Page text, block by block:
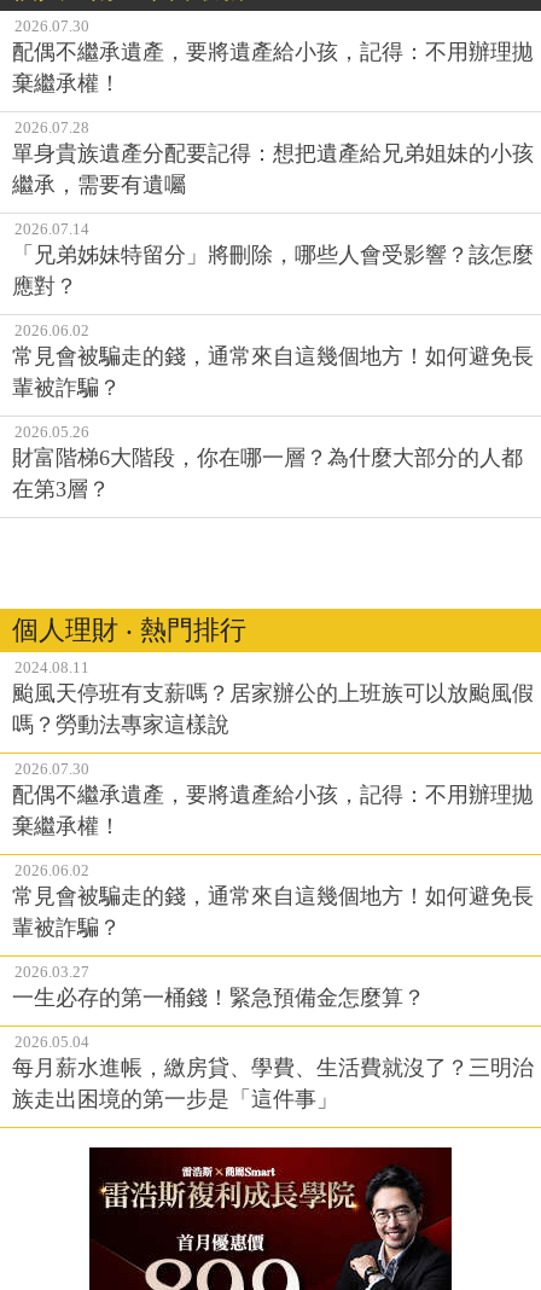
2026.07.30
配偶不繼承遺產，要將遺產給小孩，記得：不用辦理拋
棄繼承權！
2026.07.28
單身貴族遺產分配要記得：想把遺產給兄弟姐妹的小孩
繼承，需要有遺囑
2026.07.14
「兄弟姊妹特留分」將刪除，哪些人會受影響？該怎麼
應對？
2026.06.02
常見會被騙走的錢，通常來自這幾個地方！如何避免長
輩被詐騙？
2026.05.26
財富階梯6大階段，你在哪一層？為什麼大部分的人都
在第3層？
個人理財 ‧ 熱門排行
2024.08.11
颱風天停班有支薪嗎？居家辦公的上班族可以放颱風假
嗎？勞動法專家這樣說
2026.07.30
配偶不繼承遺產，要將遺產給小孩，記得：不用辦理拋
棄繼承權！
2026.06.02
常見會被騙走的錢，通常來自這幾個地方！如何避免長
輩被詐騙？
2026.03.27
一生必存的第一桶錢！緊急預備金怎麼算？
2026.05.04
每月薪水進帳，繳房貸、學費、生活費就沒了？三明治
族走出困境的第一步是「這件事」